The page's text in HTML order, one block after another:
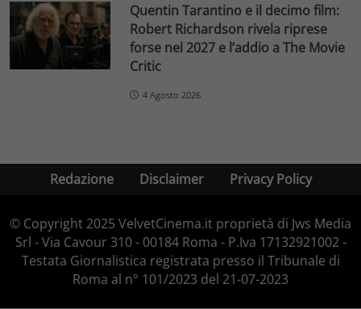
Quentin Tarantino e il decimo film:
Robert Richardson rivela riprese
forse nel 2027 e l’addio a The Movie
Critic
4 Agosto 2026
Redazione Disclaimer Privacy Policy
© Copyright 2025 VelvetCinema.it proprietà di Jws Media
Srl - Via Cavour 310 - 00184 Roma - P.Iva 17132921002 -
Testata Giornalistica registrata presso il Tribunale di
Roma al n° 101/2023 del 21-07-2023